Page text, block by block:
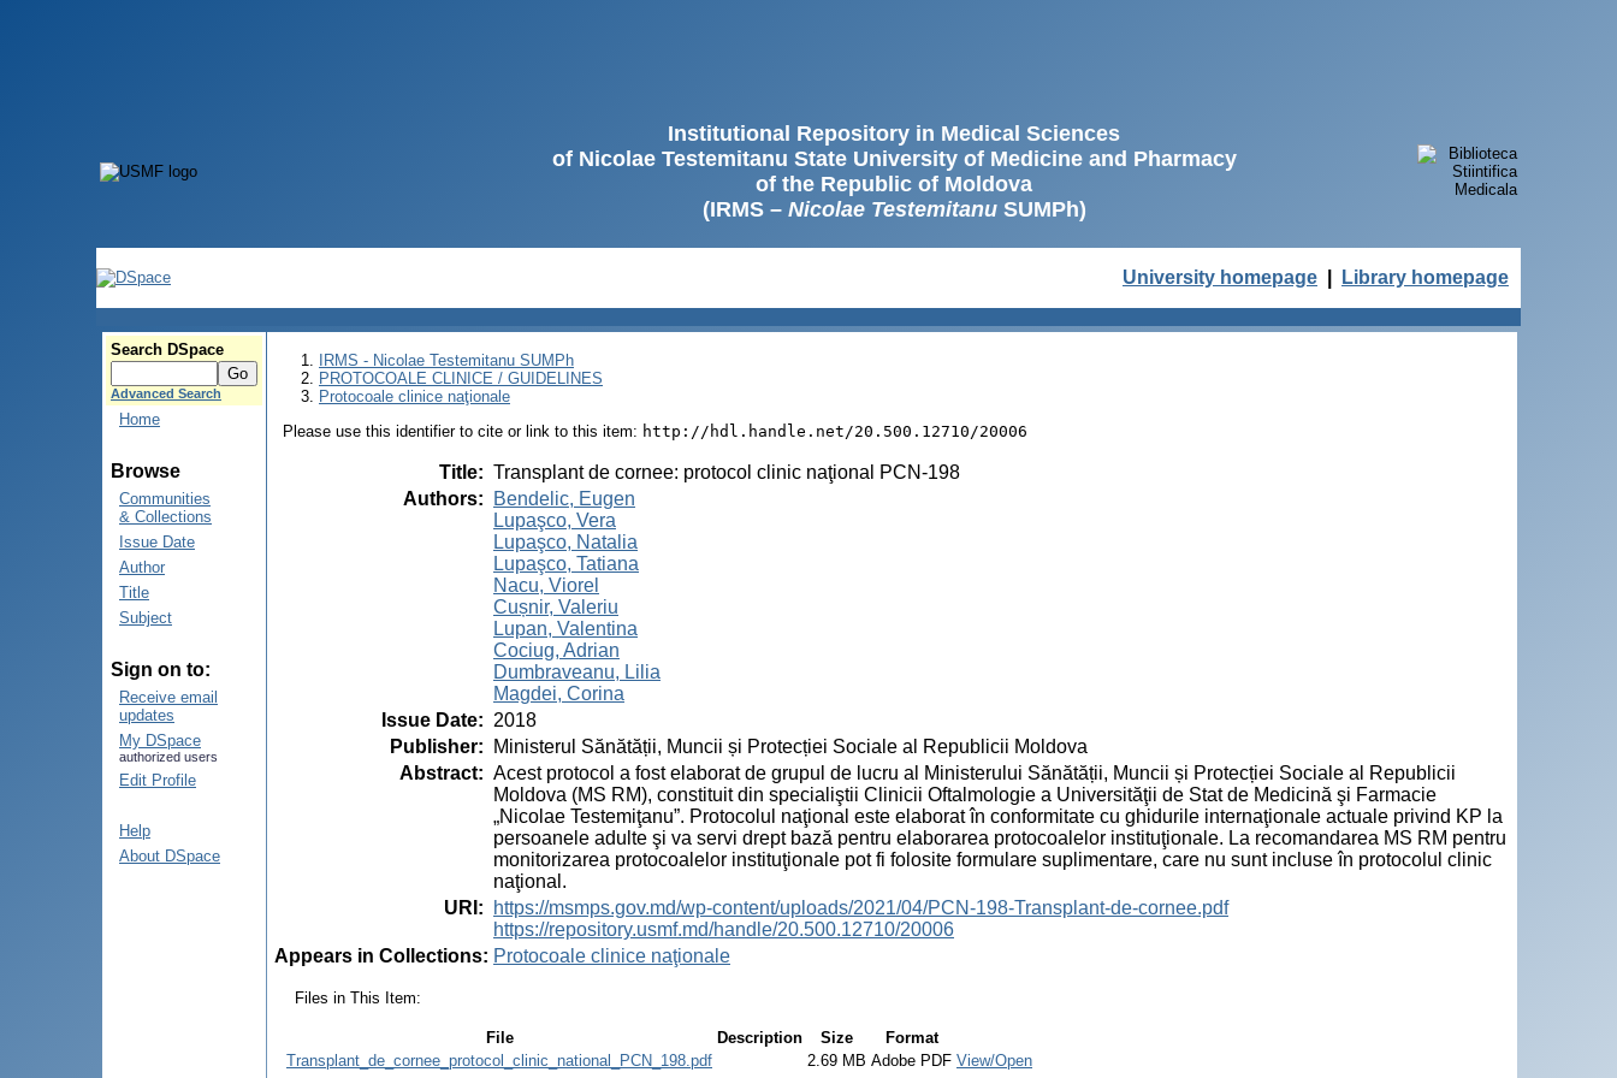
Institutional Repository in Medical Sciences
of Nicolae Testemitanu State University of Medicine and Pharmacy
of the Republic of Moldova
(IRMS – Nicolae TestemitanuSUMPh)
University homepage Library homepage
Search DSpace
Advanced Search
Home
Browse
Communities
& Collections
Issue Date
Author
Title
Subject
Sign on to:
Receive email
updates
My DSpace
authorized users
Edit Profile
Help
About DSpace
IRMS - Nicolae Testemitanu SUMPh
PROTOCOALE CLINICE / GUIDELINES
Protocoale clinice naţionale
Please use this identifier to cite or link to this item: http://hdl.handle.net/20.500.12710/20006
Title: Transplant de cornee: protocol clinic naţional PCN-198
Authors:
Bendelic, Eugen
Lupaşco, Vera
Lupaşco, Natalia
Lupaşco, Tatiana
Nacu, Viorel
Cușnir, Valeriu
Lupan, Valentina
Cociug, Adrian
Dumbraveanu, Lilia
Magdei, Corina
Issue Date: 2018
Publisher:
Ministerul Sănătății, Muncii și Protecției Sociale al Republicii Moldova
Abstract: Acest protocol a fost elaborat de grupul de lucru al Ministerului Sănătății, Muncii și Protecției Sociale al Republicii
Moldova (MS RM), constituit din specialiştii Clinicii Oftalmologie a Universităţii de Stat de Medicină şi Farmacie
„Nicolae Testemiţanu”. Protocolul naţional este elaborat în conformitate cu ghidurile internaţionale actuale privind KP la
persoanele adulte şi va servi drept bază pentru elaborarea protocoalelor instituţionale. La recomandarea MS RM pentru
monitorizarea protocoalelor instituţionale pot fi folosite formulare suplimentare, care nu sunt incluse în protocolul clinic
naţional.
URI :
https://msmps.gov.md/wp-content/uploads/2021/04/PCN-198-Transplant-de-cornee.pdf
https://repository.usmf.md/handle/20.500.12710/20006
Appears in Collections: Protocoale clinice naţionale
Files in This Item:
File Description Size
Format
Transplant_de_cornee_protocol_clinic_national_PCN_198.pdf
2.69 MB Adobe PDF View/Open